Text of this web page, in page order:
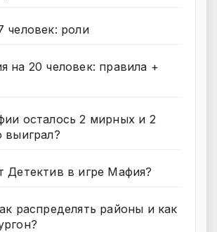
человек: роли
на 20 человек: правила +
осталось 2 мирных и 2
выиграл?
Детектив в игре Мафия?
распределять районы и как